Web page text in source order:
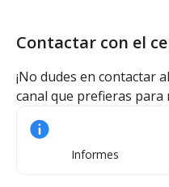
Contactar con el
¡No dudes en contactar
canal que prefieras para
Informes